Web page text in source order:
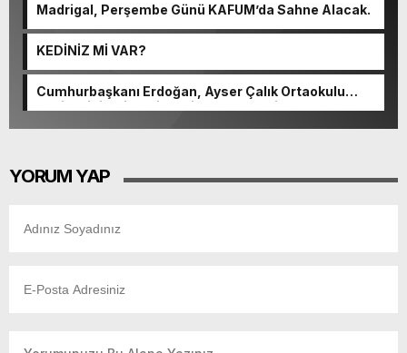
Madrigal, Perşembe Günü KAFUM’da Sahne Alacak.
KEDİNİZ Mİ VAR?
Cumhurbaşkanı Erdoğan, Ayser Çalık Ortaokulu
Şehitlerinin Aileleriyle Bir Araya Geldi.
YORUM YAP